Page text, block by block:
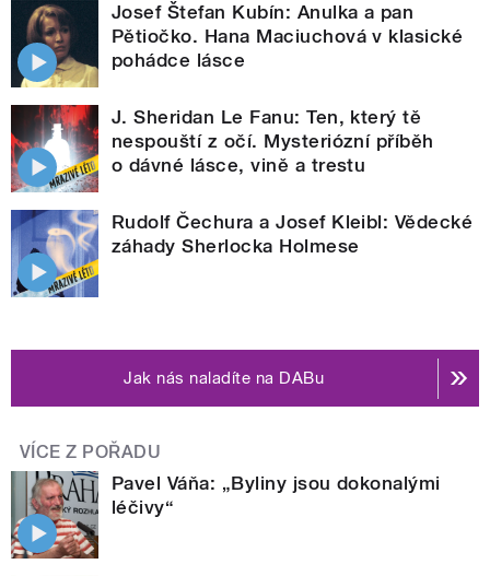
Josef Štefan Kubín: Anulka a pan
Pětiočko. Hana Maciuchová v klasické
pohádce lásce
J. Sheridan Le Fanu: Ten, který tě
nespouští z očí. Mysteriózní příběh
o dávné lásce, vině a trestu
Rudolf Čechura a Josef Kleibl: Vědecké
záhady Sherlocka Holmese
Jak nás naladíte na DABu
VÍCE Z POŘADU
Pavel Váňa: „Byliny jsou dokonalými
léčivy“